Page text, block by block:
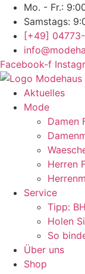
Mo. - Fr.:
Samstags:
[+49]
Facebook-f
Aktuelles
Mode
Damen
Herren
Service
Tipp:
Holen
So
Über uns
Shop